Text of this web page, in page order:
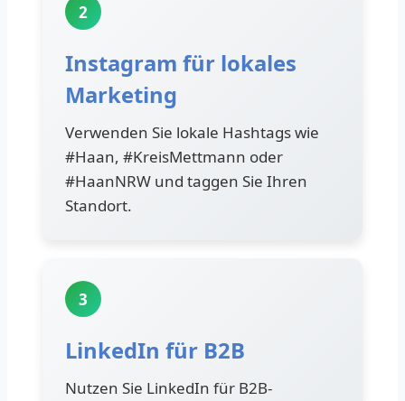
2
Instagram für lokales
Marketing
Verwenden Sie lokale Hashtags wie
#Haan, #KreisMettmann oder
#HaanNRW und taggen Sie Ihren
Standort.
3
LinkedIn für B2B
Nutzen Sie LinkedIn für B2B-